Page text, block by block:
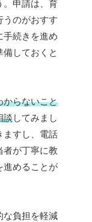
。申請は、育
うのがおすす
手続きを進め
しておくと
からないこと
談してみまし
ますし、電話
者が丁寧に教
進めることが
な負担を軽減